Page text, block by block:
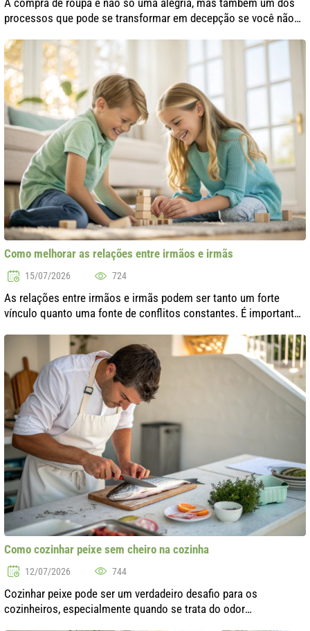
processos que pode se transformar em decepção se você não
peça traga satisfaç..
Como melhorar as relações entre irmãos e irmãs
15/07/2026 724
As relações entre irmãos e irmãs podem ser tanto um forte
vínculo quanto uma fonte de conflitos constantes. É importante
contínuos. Neste arti..
Como cozinhar peixe sem cheiro na cozinha
12/07/2026 744
Cozinhar peixe pode ser um verdadeiro desafio para os
cozinheiros, especialmente quando se trata do odor